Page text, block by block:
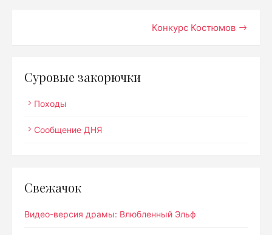
записям
Конкурс Костюмов
Суровые закорючки
Походы
Сообщение ДНЯ
Свежачок
Видео-версия драмы: Влюбленный Эльф